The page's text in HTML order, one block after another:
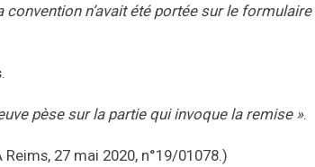
convention n’avait été portée sur le formulaire
.
pèse sur la partie qui invoque la remise ».
27 mai 2020, n°19/01078.)